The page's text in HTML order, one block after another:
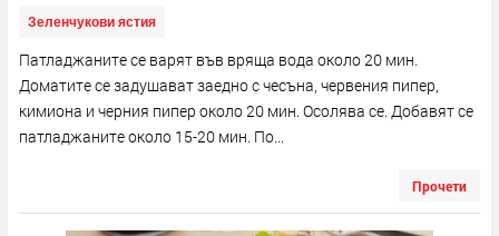
Зеленчукови ястия
Патладжаните се варят във вряща вода около 20 мин.
Доматите се задушават заедно с чесъна, червения пипер,
кимиона и черния пипер около 20 мин. Осолява се. Добавят се
патладжаните около 15-20 мин. По...
Прочети